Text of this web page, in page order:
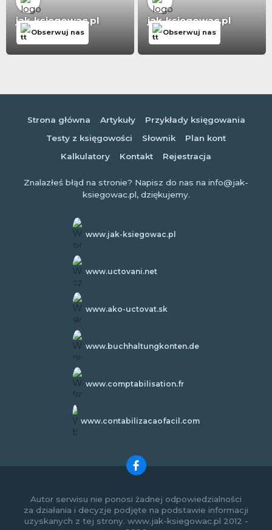
jak-ksiegowac.pl
Obserwuj nas
jak-ksiegowac.pl
Obserwuj nas
Strona główna Artykuły
Przykłady księgowania
Testy z księgowości
Słownik
Plan kont
Kalkulatory
Kontakt Rejestracja
Znalazłeś błąd na stronie? Napisz do nas na info@jak-
ksiegowac.pl, dziękujemy.
www.jak-ksiegowac.pl
www.uctovani.net
www.ako-uctovat.sk
www.buchhaltungkonten.de
www.comptabilisation.fr
www.contabilizacaofacil.com
Autor serwisu nie ponosi żadnej odpowiedzialności
za działania i decyzje podjęte na podstawie informacji
uzyskanych z tej strony. www.jak-ksiegowac.pl 2012 -